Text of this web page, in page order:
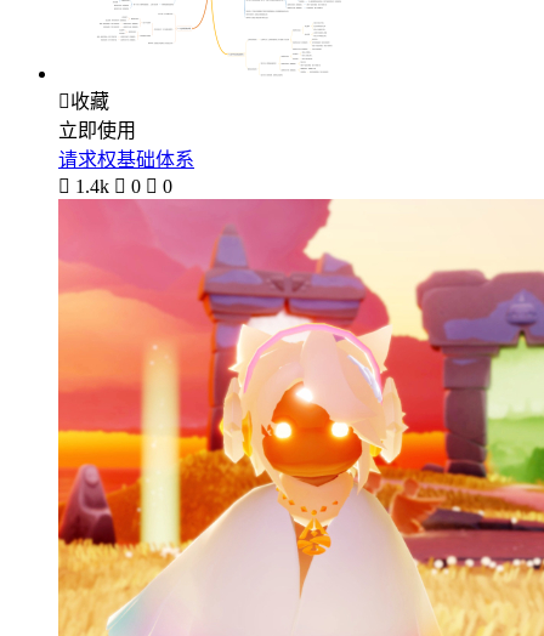
收藏
立即使用
请求权基础体系
 1.4k  0  0